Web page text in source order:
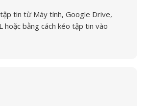
tin từ Máy tính, Google Drive,
hoặc bằng cách kéo tập tin vào